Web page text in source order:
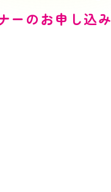
ーのお申し込み